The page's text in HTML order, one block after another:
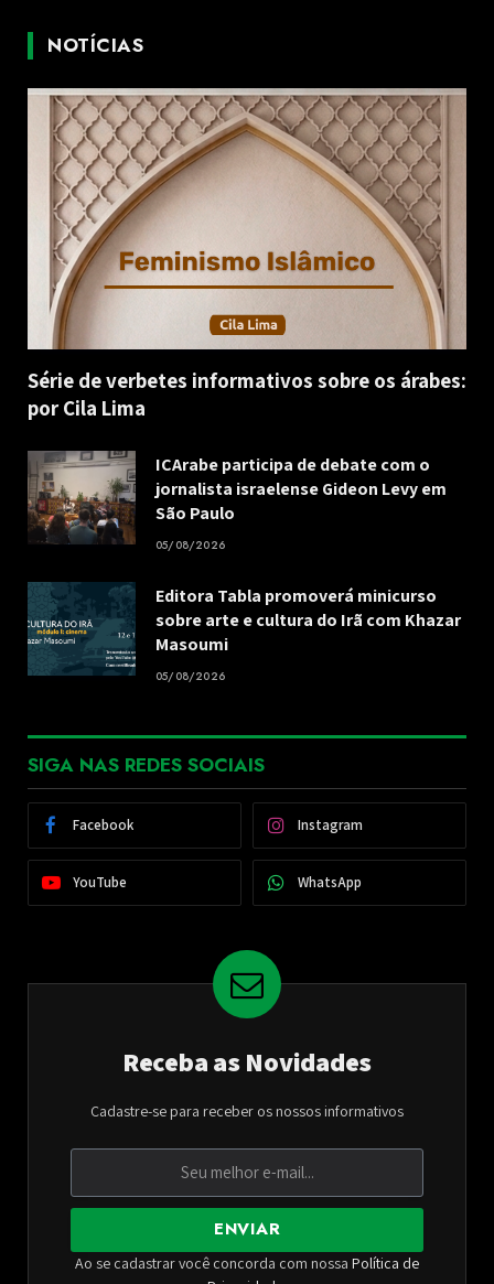
NOTÍCIAS
Série de verbetes informativos sobre os árabes:
por Cila Lima
ICArabe participa de debate com o
jornalista israelense Gideon Levy em
São Paulo
05/08/2026
Editora Tabla promoverá minicurso
sobre arte e cultura do Irã com Khazar
Masoumi
05/08/2026
SIGA NAS REDES SOCIAIS
Facebook Instagram
YouTube WhatsApp
Receba as Novidades
Cadastre-se para receber os nossos informativos
ENVIAR
Ao se cadastrar você concorda com nossa Política de